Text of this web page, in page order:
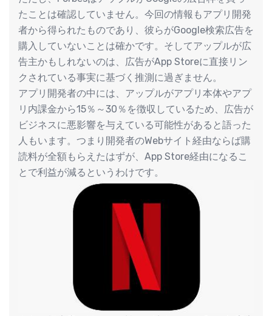
たことは確認していません。今回の情報もアプリ開発
者から得られたものであり、彼らがGoogle検索広告を
購入していないことは確かです。そしてアップルが広
告主かもしれないのは、広告がApp Storeに直接リン
クされている事実に基づく推測に過ぎません。
アプリ開発者の中には、アップルがアプリ本体やアプ
リ内課金から15％～30％を徴収しているため、広告が
ビジネスに悪影響を与えている可能性があると語った
人もいます。つまり開発者のWebサイト経由ならば購
読料が全額もらえたはずが、App Store経由になるこ
とで利益が減るというわけです。